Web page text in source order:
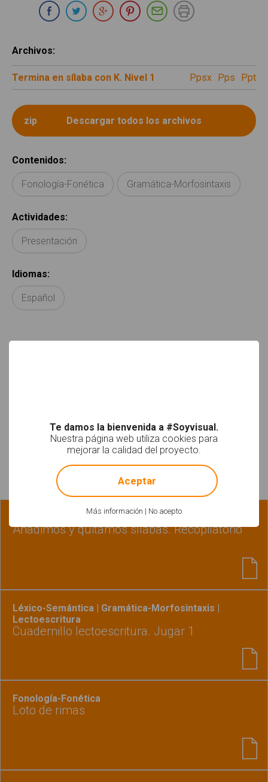
Compartir en Whatsapp
Compartir en Facebook
Compartir en Twitter
Compartir en Google Plus
Compartir en Pinterest
Compartir por E-
Archivos:
Termina en sílaba con K. Nivel 1 ppsx pps ppt
Contenidos:
Fonología-Fonética Gramática-Morfosintaxis
Actividades:
Presentación
Idiomas:
Español
letras sílaba sílabas
Materiales relacionados
Fonología-Fonética | Lectoescritura
Añadimos y quitamos sílabas. Recopilatorio
Léxico-Semántica | Gramática-Morfosintaxis |
Lectoescritura
Cuadernillo lectoescritura. Jugar 1
Fonología-Fonética
Loto de rimas
Te damos la bienvenida a #Soyvisual.
Nuestra página web utiliza cookies para
mejorar la calidad del proyecto.
Más información | No acepto
! Not valid!
Aceptar